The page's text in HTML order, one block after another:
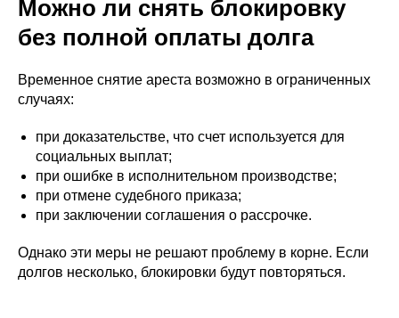
Можно ли снять блокировку
без полной оплаты долга
Временное снятие ареста возможно в ограниченных
случаях:
при доказательстве, что счет используется для
социальных выплат;
при ошибке в исполнительном производстве;
при отмене судебного приказа;
при заключении соглашения о рассрочке.
Однако эти меры не решают проблему в корне. Если
долгов несколько, блокировки будут повторяться.